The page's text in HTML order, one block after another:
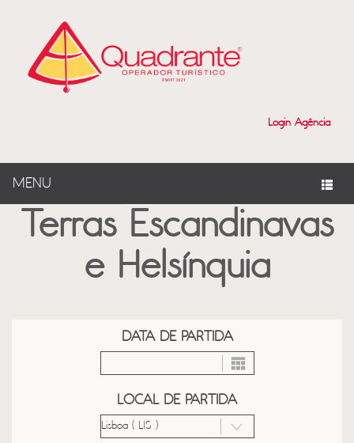
Login Agência
MENU
Terras Escandinavas
e Helsínquia
DATA DE PARTIDA
LOCAL DE PARTIDA